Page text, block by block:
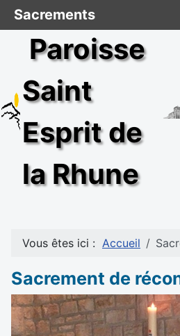
Paroisse
Saint
Esprit de
la Rhune
Vous êtes ici : Accueil
Sacrement de
Sacrements